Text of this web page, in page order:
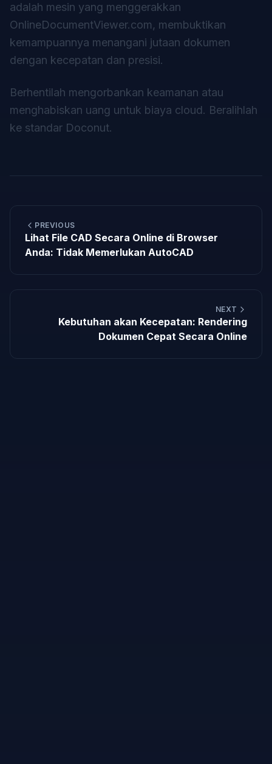
adalah mesin yang menggerakkan
OnlineDocumentViewer.com, membuktikan
kemampuannya menangani jutaan dokumen
dengan kecepatan dan presisi.
Berhentilah mengorbankan keamanan atau
menghabiskan uang untuk biaya cloud. Beralihlah
ke standar Doconut.
PREVIOUS
Lihat File CAD Secara Online di Browser
Anda: Tidak Memerlukan AutoCAD
NEXT
Kebutuhan akan Kecepatan: Rendering
Dokumen Cepat Secara Online